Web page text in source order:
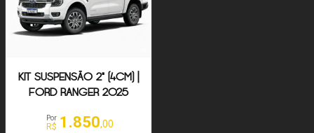
KIT SUSPENSÃO 2" (4CM) |
FORD RANGER 2025
Por
R$ 1.850,00